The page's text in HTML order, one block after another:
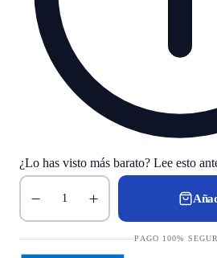
¿Lo has visto más barato? Lee esto
1
PAGO 100%